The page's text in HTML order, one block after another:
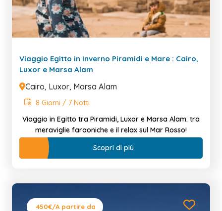
Viaggio Egitto in Inverno Piramidi e Mare : Cairo,
Luxor e Marsa Alam
Cairo, Luxor, Marsa Alam
8 Giorni / 7 Notti
Viaggio in Egitto tra Piramidi, Luxor e Marsa Alam: tra
meraviglie faraoniche e il relax sul Mar Rosso!
Scopri di più
450€/A partire da